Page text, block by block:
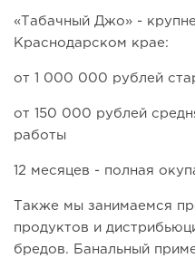
«Табачный Джо» -
Краснодарском крае:
от 1 000 000 рублей
от 150 000 рублей
работы
12 месяцев - полная
Также мы занимаемся
продуктов и
бредов. Банальный